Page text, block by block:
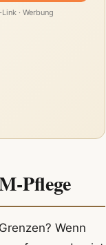
· Werbung
Pflege
Wenn